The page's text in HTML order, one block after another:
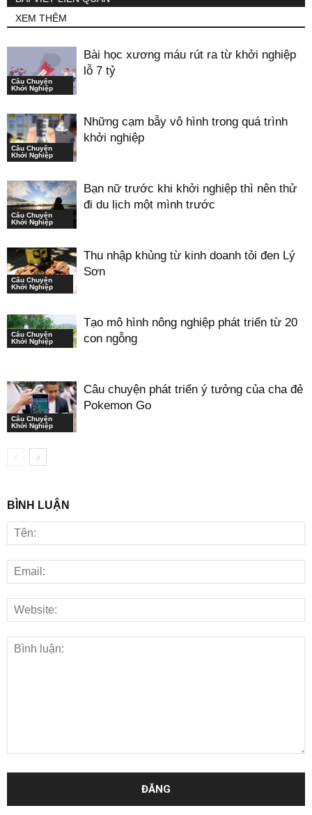
XEM THÊM
Câu Chuyện
Khởi Nghiệp
Bài học xương máu rút ra từ khởi nghiệp
lỗ 7 tỷ
Câu Chuyện
Khởi Nghiệp
Những cạm bẫy vô hình trong quá trình
khởi nghiệp
Câu Chuyện
Khởi Nghiệp
Bạn nữ trước khi khởi nghiệp thì nên thử
đi du lịch một mình trước
Câu Chuyện
Khởi Nghiệp
Thu nhập khủng từ kinh doanh tỏi đen Lý
Sơn
Câu Chuyện
Khởi Nghiệp
Tạo mô hình nông nghiệp phát triển từ 20
con ngỗng
Câu Chuyện
Khởi Nghiệp
Câu chuyện phát triển ý tưởng của cha đẻ
Pokemon Go
BÌNH LUẬN